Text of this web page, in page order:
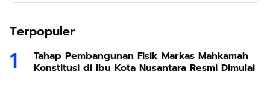
Terpopuler
Tahap Pembangunan Fisik Markas Mahkamah
Konstitusi di Ibu Kota Nusantara Resmi Dimulai